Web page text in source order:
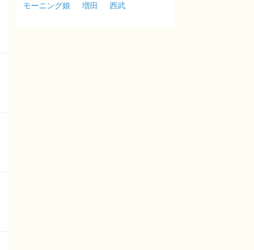
モーニング娘
増田 西武